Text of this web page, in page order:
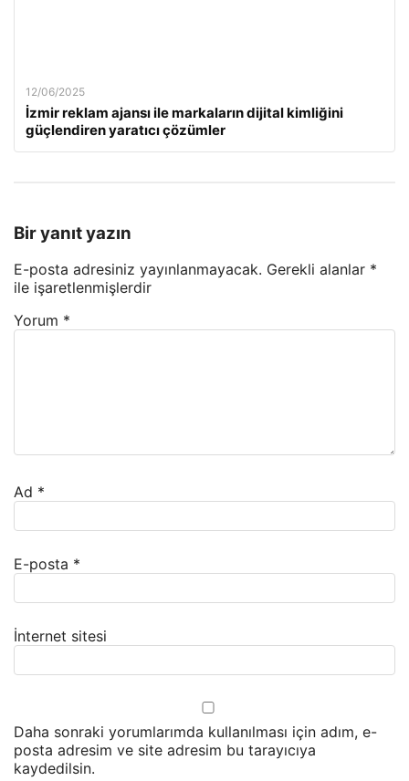
12/06/2025
İzmir reklam ajansı ile markaların dijital kimliğini
güçlendiren yaratıcı çözümler
Bir yanıt yazın
E-posta adresiniz yayınlanmayacak. Gerekli alanlar *
ile işaretlenmişlerdir
Yorum *
Ad *
E-posta *
İnternet sitesi
Daha sonraki yorumlarımda kullanılması için adım, e-
posta adresim ve site adresim bu tarayıcıya
kaydedilsin.